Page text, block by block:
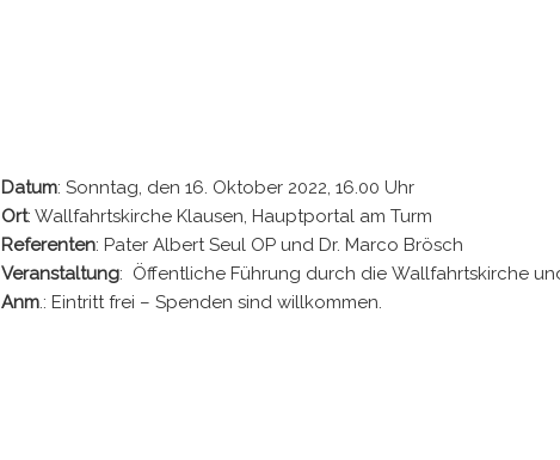
Datum: Sonntag, den 16. Oktober 2022, 16.00 Uhr
Ort: Wallfahrtskirche Klausen, Hauptportal am Turm
Referenten: Pater Albert Seul OP und Dr. Marco Brösch
Veranstaltung: Öffentliche Führung durch die Wallfahrtskirche
Anm.: Eintritt frei – Spenden sind willkommen.